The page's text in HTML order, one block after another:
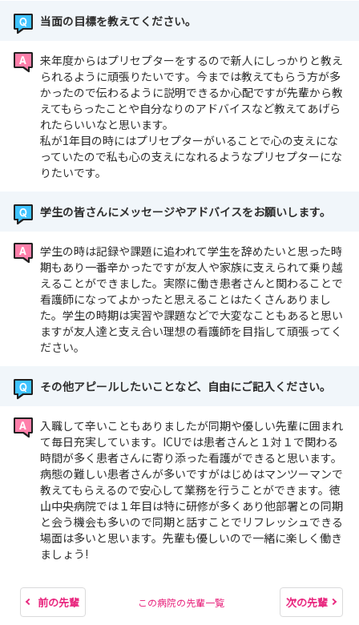
当面の目標を教えてください。
来年度からはプリセプターをするので新人にしっかりと教え
られるように頑張りたいです。今までは教えてもらう方が多
かったので伝わるように説明できるか心配ですが先輩から教
えてもらったことや自分なりのアドバイスなど教えてあげら
れたらいいなと思います。
私が1年目の時にはプリセプターがいることで心の支えにな
っていたので私も心の支えになれるようなプリセプターにな
りたいです。
学生の皆さんにメッセージやアドバイスをお願いします。
学生の時は記録や課題に追われて学生を辞めたいと思った時
期もあり一番辛かったですが友人や家族に支えられて乗り越
えることができました。実際に働き患者さんと関わることで
看護師になってよかったと思えることはたくさんありまし
た。学生の時期は実習や課題などで大変なこともあると思い
ますが友人達と支え合い理想の看護師を目指して頑張ってく
ださい。
その他アピールしたいことなど、自由にご記入ください。
入職して辛いこともありましたが同期や優しい先輩に囲まれ
て毎日充実しています。ICUでは患者さんと１対１で関わる
時間が多く患者さんに寄り添った看護ができると思います。
病態の難しい患者さんが多いですがはじめはマンツーマンで
教えてもらえるので安心して業務を行うことができます。徳
山中央病院では１年目は特に研修が多くあり他部署との同期
と会う機会も多いので同期と話すことでリフレッシュできる
場面は多いと思います。先輩も優しいので一緒に楽しく働き
ましょう!
前の先輩 この病院の先輩一覧 次の先輩